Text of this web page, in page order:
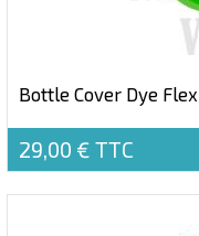
Bottle Cover Dye
29,00 € TTC